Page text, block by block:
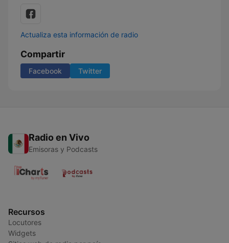
Actualiza esta información de radio
Compartir
Facebook Twitter
Radio en Vivo
Emisoras y Podcasts
Recursos
Locutores
Widgets